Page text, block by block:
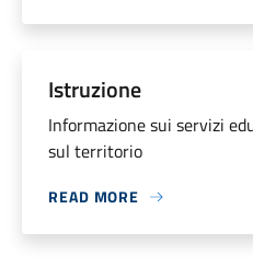
Istruzione
Informazione sui servizi
sul territorio
READ MORE